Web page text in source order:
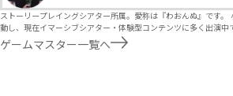
ストーリープレイングシアター所属。愛称は『わおんぬ』です
動し、現在イマーシブシアター・体験型コンテンツに多く出演中
ゲームマスター一覧へ